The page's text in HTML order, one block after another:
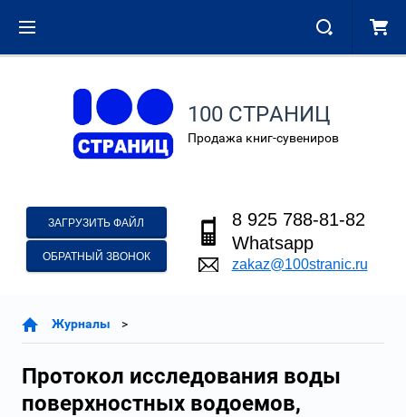
100 СТРАНИЦ
Продажа книг-сувениров
ЗАГРУЗИТЬ ФАЙЛ
ОБРАТНЫЙ ЗВОНОК
8 925 788-81-82
Whatsapp
zakaz@100stranic.ru
Журналы
Протокол исследования воды
поверхностных водоемов,